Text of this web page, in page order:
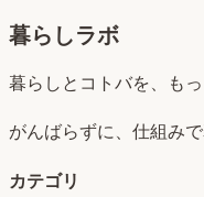
暮らしラボ
暮らしとコトバを、もっ
がんばらずに、仕組み
カテゴリ